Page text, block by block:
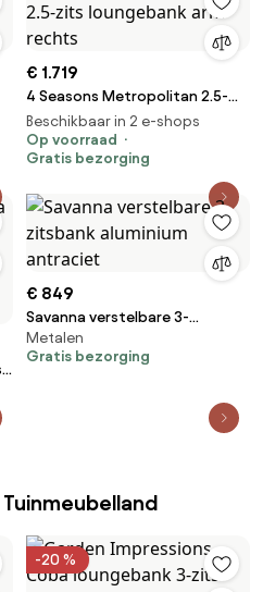
€ 1.719
4 Seasons Metropolitan 2.5-
zits loungebank arm rechts
Beschikbaar in 2 e-shops
Op voorraad
Gratis bezorging
€ 849
Savanna verstelbare 3-
zitsbank aluminium antraciet
Metalen
Gratis bezorging
-20 %